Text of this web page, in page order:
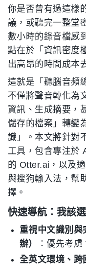
你是否曾有過這樣
議，或聽完一整堂
數小時的錄音檔感
點在於「資訊密度
出高昂的時間成本
這就是「聽腦音頻
不僅將聲音轉化為
資訊、生成摘要，
儲存的檔案」轉變
識」。本文將針對
工具，包含專注於
的 Otter.ai，以及
與搜狗輸入法，幫
擇。
快速導航：我該
重視中文識別
辦）
：優先考慮
全英文環境、跨